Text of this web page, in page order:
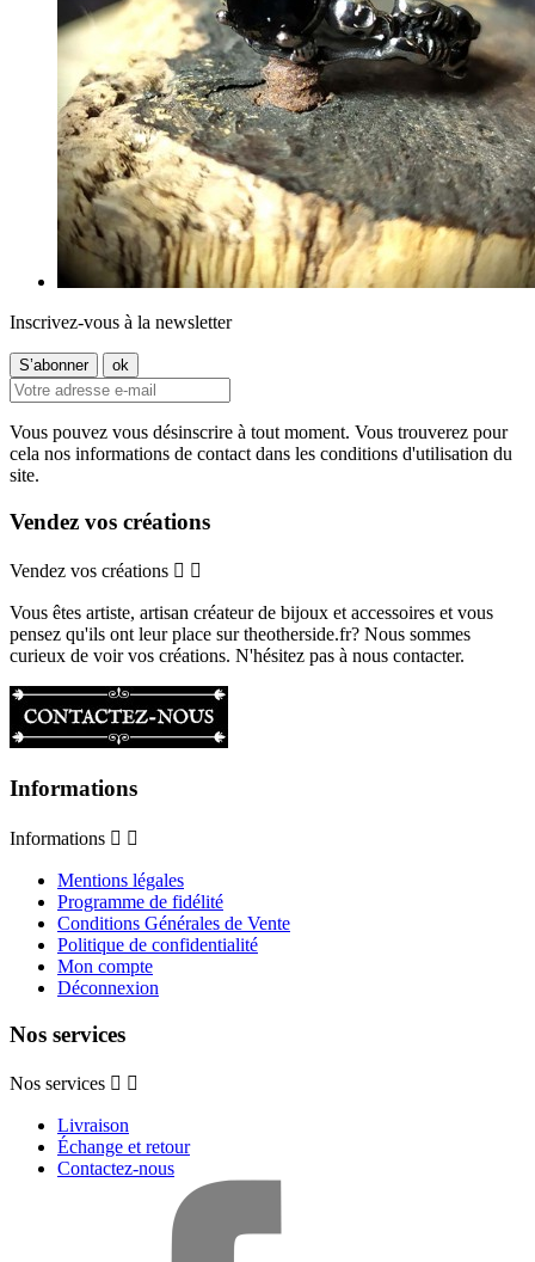
Inscrivez-vous à la newsletter
Vous pouvez vous désinscrire à tout moment. Vous trouverez pour
cela nos informations de contact dans les conditions d'utilisation du
site.
Vendez vos créations
Vendez vos créations  
Vous êtes artiste, artisan créateur de bijoux et accessoires et vous
pensez qu'ils ont leur place sur theotherside.fr? Nous sommes
curieux de voir vos créations. N'hésitez pas à nous contacter.
Informations
Informations  
Mentions légales
Programme de fidélité
Conditions Générales de Vente
Politique de confidentialité
Mon compte
Déconnexion
Nos services
Nos services  
Livraison
Échange et retour
Contactez-nous